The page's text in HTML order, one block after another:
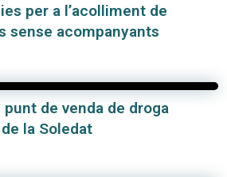
per a l’acolliment de
sense acompanyants
de venda de droga
la Soledat